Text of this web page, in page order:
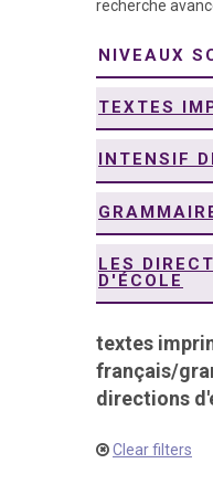
recherche
NIVEAUX
TEXTES
INTENSIF
LES
D'ÉCOLE
textes
français/
directions
Clear filters